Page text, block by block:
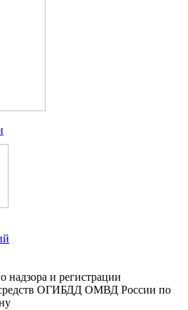
надзора и регистрации
средств ОГИБДД ОМВД России по